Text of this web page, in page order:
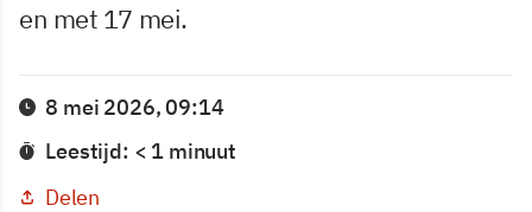
en met 17 mei.
8 mei 2026, 09:14
Leestijd: < 1 minuut
Delen